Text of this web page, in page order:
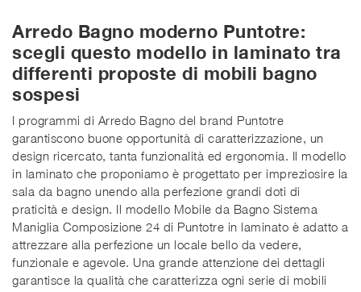
Arredo Bagno moderno Puntotre:
scegli questo modello in laminato tra
differenti proposte di mobili bagno
sospesi
I programmi di Arredo Bagno del brand Puntotre
garantiscono buone opportunità di caratterizzazione, un
design ricercato, tanta funzionalità ed ergonomia. Il modello
in laminato che proponiamo è progettato per impreziosire la
sala da bagno unendo alla perfezione grandi doti di
praticità e design. Il modello Mobile da Bagno Sistema
Maniglia Composizione 24 di Puntotre in laminato è adatto a
attrezzare alla perfezione un locale bello da vedere,
funzionale e agevole. Una grande attenzione dei dettagli
garantisce la qualità che caratterizza ogni serie di mobili